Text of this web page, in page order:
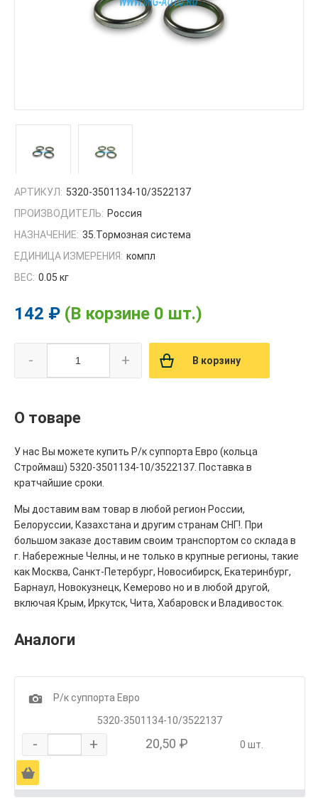
АРТИКУЛ: 5320-3501134-10/3522137
ПРОИЗВОДИТЕЛЬ: Россия
НАЗНАЧЕНИЕ: 35.Тормозная система
ЕДИНИЦА ИЗМЕРЕНИЯ: компл
ВЕС: 0.05 кг
142 ₽ (В корзине 0 шт.)
- + В корзину
О товаре
У нас Вы можете купить Р/к суппорта Евро (кольца
Строймаш) 5320-3501134-10/3522137. Поставка в
кратчайшие сроки.
Мы доставим вам товар в любой регион России,
Белоруссии, Казахстана и другим странам СНГ!. При
большом заказе доставим своим транспортом со склада в
г. Набережные Челны, и не только в крупные регионы, такие
как Москва, Санкт-Петербург, Новосибирск, Екатеринбург,
Барнаул, Новокузнецк, Кемерово но и в любой другой,
включая Крым, Иркутск, Чита, Хабаровск и Владивосток.
Аналоги
1
Р/к суппорта Евро
5320-3501134-10/3522137
- + 20,50 ₽ 0 шт.
Ä